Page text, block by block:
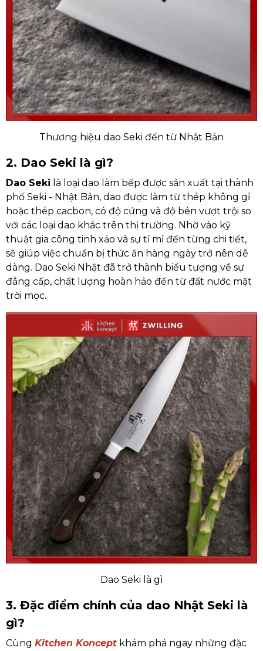
Thương hiệu dao Seki đến từ Nhật Bản
2. Dao Seki là gì?
Dao Seki là loại dao làm bếp được sản xuất tại thành
phố Seki - Nhật Bản, dao được làm từ thép không gỉ
hoặc thép cacbon, có độ cứng và độ bén vượt trội so
với các loại dao khác trên thị trường. Nhờ vào kỹ
thuật gia công tinh xảo và sự tỉ mỉ đến từng chi tiết,
sẽ giúp việc chuẩn bị thức ăn hàng ngày trở nên dễ
dàng. Dao Seki Nhật đã trở thành biểu tượng về sự
đẳng cấp, chất lượng hoàn hảo đến từ đất nước mặt
trời mọc.
Dao Seki là gì
3. Đặc điểm chính của dao Nhật Seki là
gì?
Cùng Kitchen Koncept khám phá ngay những đặc